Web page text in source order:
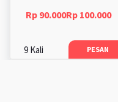
Rp 90.000Rp 100.000
9 Kali PESAN